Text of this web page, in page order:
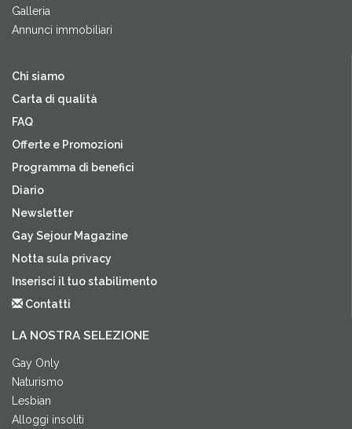
Galleria
Annunci immobiliari
Chi siamo
Carta di qualità
FAQ
Offerte e Promozioni
Programma di benefici
Diario
Newsletter
Gay Sejour Magazine
Notta sula privacy
Inserisci il tuo stabilimento
Contatti
LA NOSTRA SELEZIONE
Gay Only
Naturismo
Lesbian
Alloggi insoliti